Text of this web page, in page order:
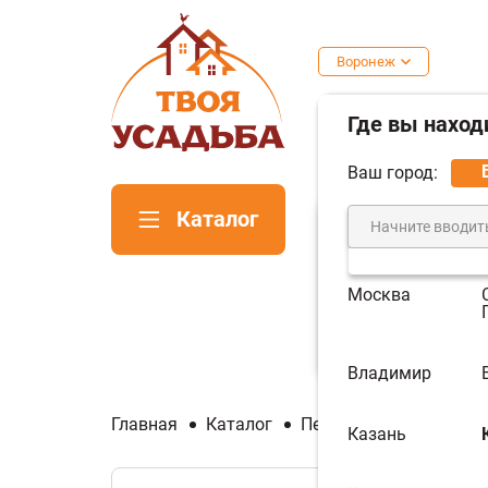
Каталог
Воронеж
Где вы
Ваш город:
Москва
Владимир
Казань
Главная Каталог Печи для бани